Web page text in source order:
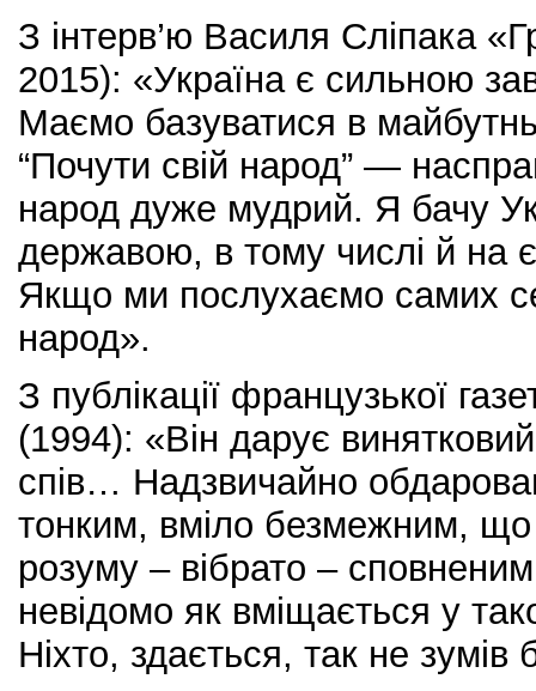
З інтерв’ю Василя Сліпака
2015): «Україна є сильною
Маємо базуватися в
“Почути свій народ” —
народ дуже мудрий. Я бачу
державою, в тому числі й на
Якщо ми послухаємо самих
народ».
З публікації французької
(1994): «Він дарує
спів… Надзвичайно
тонким, вміло безмежним, що
розуму – вібрато –
невідомо як вміщається у
Ніхто, здається, так не зумів